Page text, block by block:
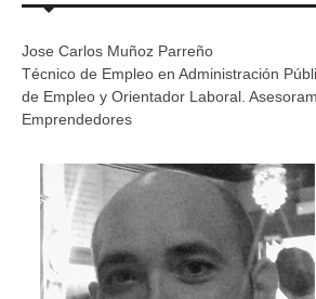
Jose Carlos Muñoz Parreño
Técnico de Empleo en Administración
de Empleo y Orientador Laboral.
Emprendedores